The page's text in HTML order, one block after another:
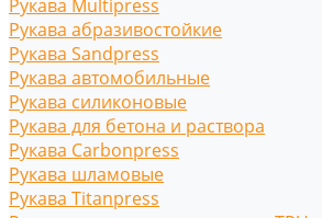
Рукава Multipress
Рукава абразивостойкие
Рукава Sandpress
Рукава автомобильные
Рукава силиконовые
Рукава для бетона и раствора
Рукава Carbonpress
Рукава шламовые
Рукава Titanpress